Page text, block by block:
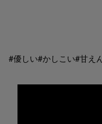
#優しい#かしこい#甘え